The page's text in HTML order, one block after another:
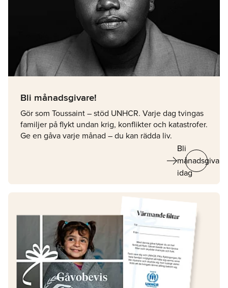
Bli månadsgivare!
Gör som Toussaint – stöd UNHCR. Varje dag tvingas
familjer på flykt undan krig, konflikter och katastrofer.
Ge en gåva varje månad – du kan rädda liv.
arrow_right_alt
Bli
månadsgivare
idag